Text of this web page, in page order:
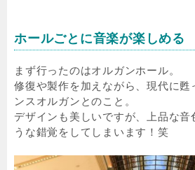
ホールごとに音楽が楽しめる
まず行ったのはオルガンホール。
修復や製作を加えながら、現代に甦
ンスオルガンとのこと。
デザインも美しいですが、上品な音
うな錯覚をしてしまいます！笑